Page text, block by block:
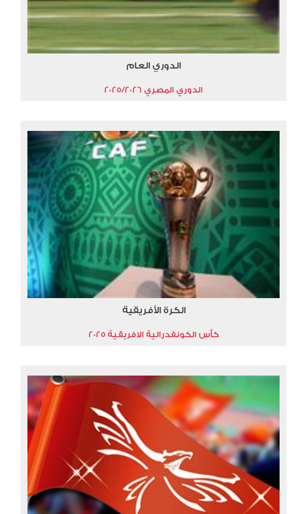
الدوري العام
الدوري المصري 2025/2026
الكرة الأفريقية
كأس الكونفدرالية الافريقية 2025